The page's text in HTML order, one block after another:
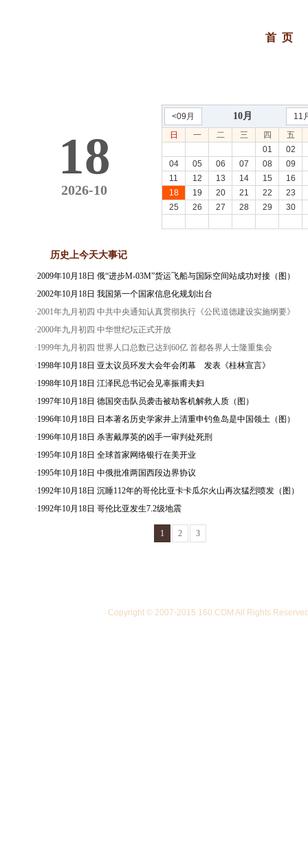
首 页
18
2026-10
<09月 10月
11
日
一 二 三 四
五
01
02
04
05 06 07 08
09
11
12 13 14 15
16
18
19 20 21 22
23
25
26 27 28 29 30
历史上今天大事记
·2009年10月18日 俄“进步M-03M”货运飞船与国际空间站成功对接（图）
·2002年10月18日 我国第一个国家信息化规划出台
·2001年九月初四 中共中央通知认真贯彻执行《公民道德建设实施纲要》
·2000年九月初四 中华世纪坛正式开放
·1999年九月初四 世界人口总数已达到60亿 首都各界人士隆重集会
·1998年10月18日 亚太议员环发大会年会闭幕 发表《桂林宣言》
·1998年10月18日 江泽民总书记会见辜振甫夫妇
·1997年10月18日 德国突击队员袭击被劫客机解救人质（图）
·1996年10月18日 日本著名历史学家井上清重申钓鱼岛是中国领土（图）
·1996年10月18日 杀害戴厚英的凶手一审判处死刑
·1995年10月18日 全球首家网络银行在美开业
·1995年10月18日 中俄批准两国西段边界协议
·1992年10月18日 沉睡112年的哥伦比亚卡卡瓜尔火山再次猛烈喷发（图）
·1992年10月18日 哥伦比亚发生7.2级地震
1 2 3
Copyright © 2007-2015 160.COM All Rights